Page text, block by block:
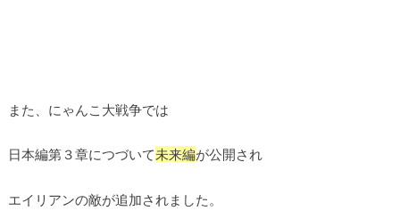
また、にゃんこ大戦争では
日本編第３章につづいて未来編が公開され
エイリアンの敵が追加されました。